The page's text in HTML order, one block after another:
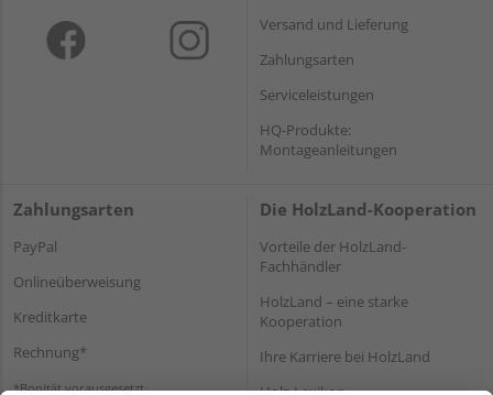
Versand und Lieferung
Zahlungsarten
Serviceleistungen
HQ-Produkte:
Montageanleitungen
Zahlungsarten
PayPal
Onlineüberweisung
Kreditkarte
Rechnung*
*Bonität vorausgesetzt
Die HolzLand-Kooperation
Vorteile der HolzLand-
Fachhändler
HolzLand – eine starke
Kooperation
Ihre Karriere bei HolzLand